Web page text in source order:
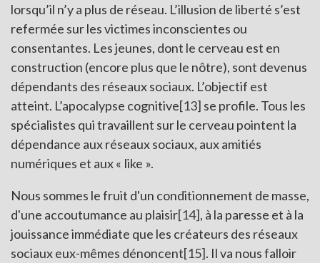
lorsqu’il n’y a plus de réseau. L’illusion de liberté s’est
refermée sur les victimes inconscientes ou
consentantes. Les jeunes, dont le cerveau est en
construction (encore plus que le nôtre), sont devenus
dépendants des réseaux sociaux. L’objectif est
atteint. L’apocalypse cognitive[13] se profile. Tous les
spécialistes qui travaillent sur le cerveau pointent la
dépendance aux réseaux sociaux, aux amitiés
numériques et aux « like ».
Nous sommes le fruit d'un conditionnement de masse,
d'une accoutumance au plaisir[14], à la paresse et à la
jouissance immédiate que les créateurs des réseaux
sociaux eux-mêmes dénoncent[15]. Il va nous falloir